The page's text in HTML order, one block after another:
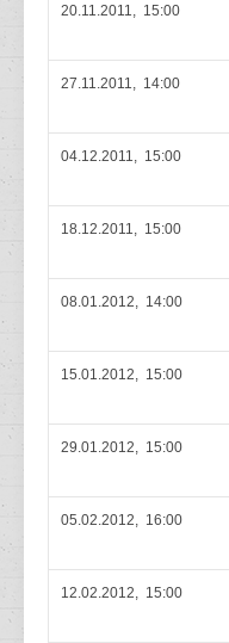
20.11.2011, 15:00
27.11.2011, 14:00
04.12.2011, 15:00
18.12.2011, 15:00
08.01.2012, 14:00
15.01.2012, 15:00
29.01.2012, 15:00
05.02.2012, 16:00
12.02.2012, 15:00